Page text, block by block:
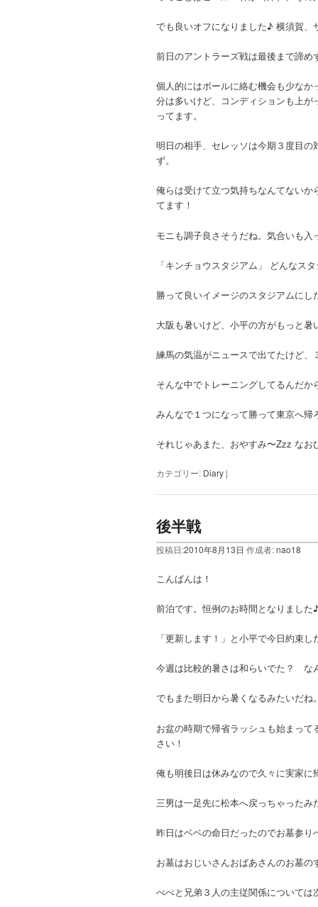
でも良いオフになりました♪ 横須賀
前日のアントラーズ戦は最後まで諦
個人的にはボールに絡む機会も少な
分は多いけど、コンディションも上
ってます。
明日の相手、セレッソは今期３度目
ず。
俺らは受けて立つ気持ちなんてない
てます！
モニも調子良さそうだね。気合いも
「キンチョウスタジアム」 どんなス
勝って良いイメージのスタジアムにし
大阪も暑いけど、小平の方がもっと暑
練馬の気温がニュースで出てたけど
そんな中でトレーニングしてるんだ
みんなで１つになって勝って東京へ帰
それじゃあまた、おやすみ〜Zzz なお
カテゴリー: Diary |
後半戦
投稿日:2010年8月13日 作成者:nao18
こんばんは！
前泊です。恒例のお時間となりまし
「更新します！」と小平で今日約束
今週は比較的暑さは和らいでた？ な
でもまた明日から暑くなるみたいだね
お盆の時期で帰省ラッシュも始まっ
さい！
俺も明後日は休みなので久々に実家に
三男は一足先に松本へ戻っちゃった
昨日はベベの命日だったのでお墓参り
お墓はおじいさんおばあさんのお墓
べべと兄弟３人の主従関係について